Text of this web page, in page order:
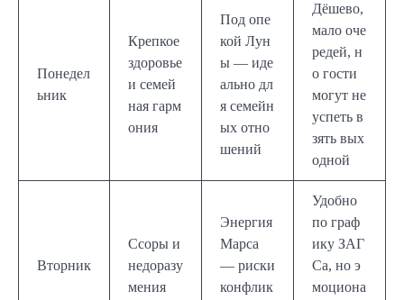
Понедел
ьник
Крепкое
здоровье
и семей
ная гарм
ония
Под опе
кой Лун
ы — иде
ально дл
я семейн
ых отно
шений
Дёшево,
мало оче
редей, н
о гости
могут не
успеть в
зять вых
одной
Вторник
Ссоры и
недоразу
мения
Энергия
Марса
— риски
конфлик
Удобно
по граф
ику ЗАГ
Са, но э
моциона